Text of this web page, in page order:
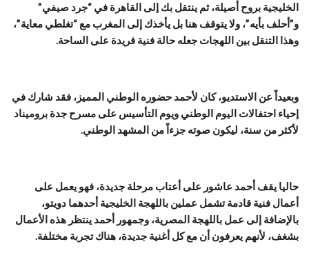
الخليجية بروح أصيلة، ثم ينتقل بك إلى القاهرة في “جرد صيفي”
و”أحلف بأيه”، ولا يتوقف هنا بل يأخذك إلى المغرب مع “تغلطي معاية”،
وهذا التنقل بين اللهجات جعله حالة فنية فريدة على الساحة.
وبعيداً عن الاستديو، كان لأحمد حضوره الوطني المميز، فقد شارك في
إحياء احتفالات اليوم الوطني ويوم التأسيس على مسرح جدة بروميناد
لأكثر من سنة، ليكون صوته جزءاً من المشهد الوطني.
حاليا يقف أحمد عاشور على أعتاب مرحلة جديدة، فهو يعمل على
أعمال فنية قادمة تشمل عملين باللهجة الخليجية أحدهما دويتو،
بالإضافة إلى عمل باللهجة المصرية، وجمهور أحمد ينتظر هذه الأعمال
بشغف، لأنهم يعرفون أن مع كل أغنية جديدة، هناك تجربة مختلفة.